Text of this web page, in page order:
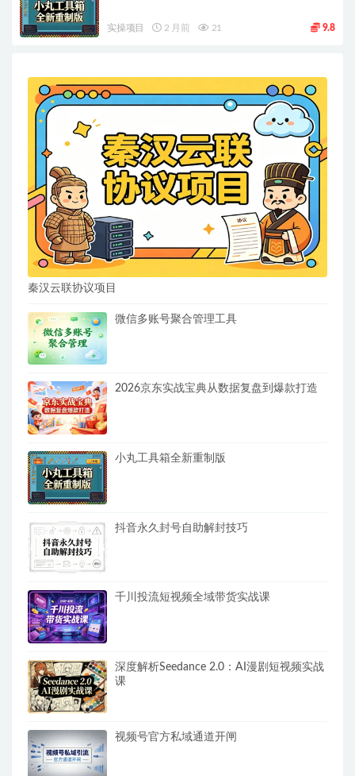
实操项目 2 月前 21 9.8
秦汉云联协议项目
微信多账号聚合管理工具
2026京东实战宝典从数据复盘到爆款打造
小丸工具箱全新重制版
抖音永久封号自助解封技巧
千川投流短视频全域带货实战课
深度解析Seedance 2.0：AI漫剧短视频实战
课
视频号官方私域通道开闸